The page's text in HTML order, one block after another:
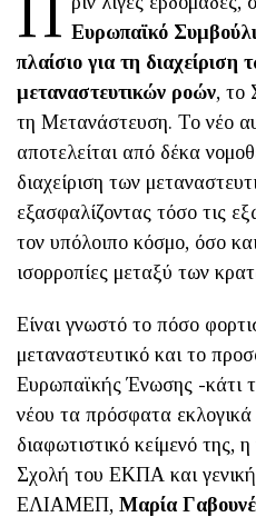
Π Ευρωπαϊκό
πλαίσιο για τη διαχείριση
μεταναστευτικών ροών, το
τη Μετανάστευση. Το νέο
αποτελείται από δέκα
διαχείριση των
εξασφαλίζοντας τόσο τις
τον υπόλοιπο κόσμο, όσο
ισορροπίες μεταξύ των
Είναι γνωστό το πόσο
μεταναστευτικό και το
Ευρωπαϊκής Ένωσης -κάτι
νέου τα πρόσφατα
διαφωτιστικό κείμενό της,
Σχολή του ΕΚΠΑ και γενική
ΕΛΙΑΜΕΠ, Μαρία